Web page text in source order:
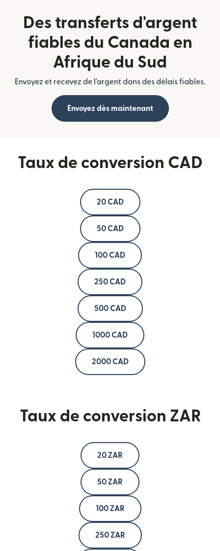
Des transferts d'argent
fiables du Canada en
Afrique du Sud
Envoyez et recevez de l'argent dans des délais fiables.
Envoyez dès maintenant
Taux de conversion CAD
20 CAD
50 CAD
100 CAD
250 CAD
500 CAD
1000 CAD
2000 CAD
Taux de conversion ZAR
20 ZAR
50 ZAR
100 ZAR
250 ZAR